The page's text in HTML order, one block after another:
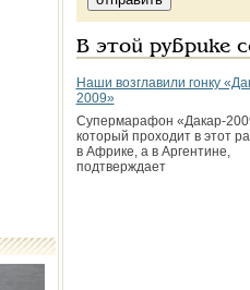
В этой рубрике
Наши возглавили гонку
2009»
Супермарафон «Дакар-
который проходит в этот
в Африке, а в Аргентине,
подтверждает